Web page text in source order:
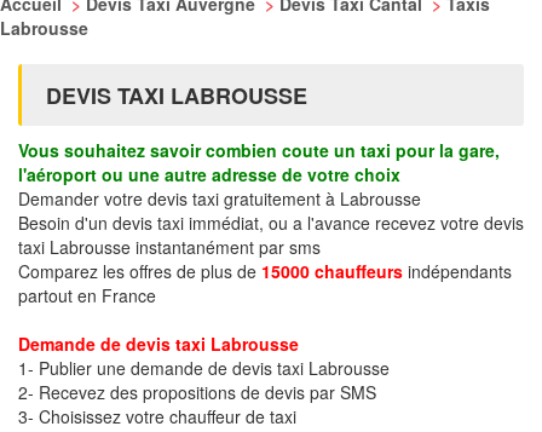
Labrousse
DEVIS TAXI LABROUSSE
Vous souhaitez savoir combien coute un taxi pour la gare,
l'aéroport ou une autre adresse de votre choix
Demander votre devis taxi gratuitement à Labrousse
Besoin d'un devis taxi immédiat, ou a l'avance recevez votre devis
taxi Labrousse instantanément par sms
Comparez les offres de plus de 15000 chauffeurs indépendants
partout en France
Demande de devis taxi Labrousse
1- Publier une demande de devis taxi Labrousse
2- Recevez des propositions de devis par SMS
3- Choisissez votre chauffeur de taxi